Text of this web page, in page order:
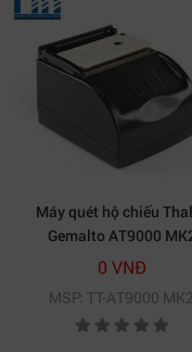
Máy quét hộ chiếu
Gemalto AT9000
0 VNĐ
MSP: TT-AT9000 MK2